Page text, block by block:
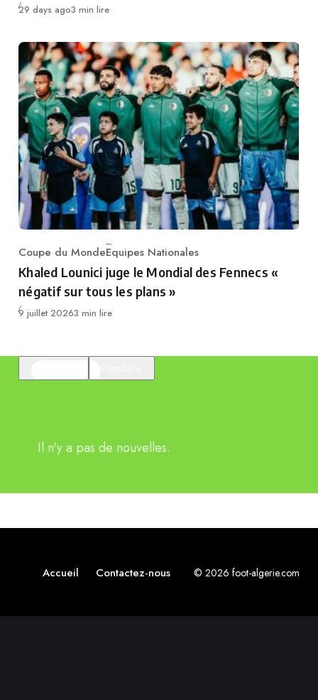
Publié
29 days ago3 min lire
Category
Coupe du MondeEquipes Nationales
Khaled Lounici juge le Mondial des Fennecs «
négatif sur tous les plans »
Publié
9 juillet 20263 min lire
Il n'y a pas de nouvelles.
Accueil Contactez-nous © 2026 foot-algerie.com